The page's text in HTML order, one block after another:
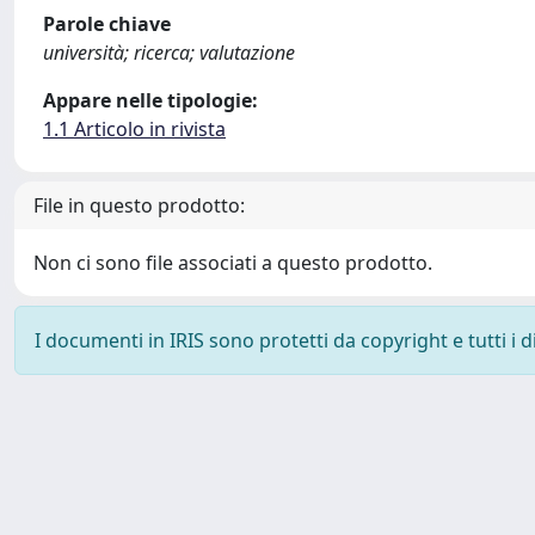
Parole chiave
università; ricerca; valutazione
Appare nelle tipologie:
1.1 Articolo in rivista
File in questo prodotto:
Non ci sono file associati a questo prodotto.
I documenti in IRIS sono protetti da copyright e tutti i